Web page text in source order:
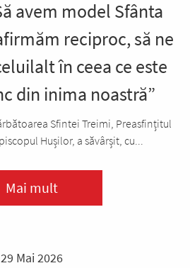
avem model Sfânta
reciproc, să ne
în ceea ce este
din inima noastră”
Sfintei Treimi, Preasfințitul
Hușilor, a săvârșit, cu...
Mai mult
29 Mai 2026